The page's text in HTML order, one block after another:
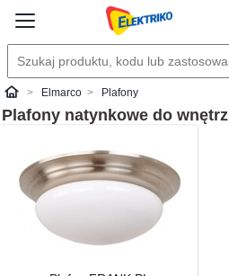
ElektrikoElmarco Plafony
Plafony natynkowe do wnętrz